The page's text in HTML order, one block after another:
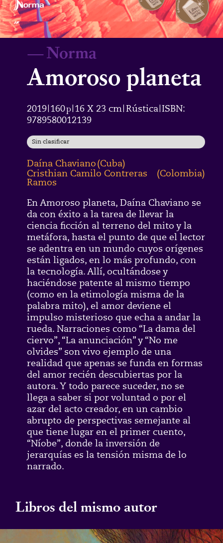
—Norma
Amoroso planeta
2019 160p 16 X 23 cm Rústica ISBN:
9789580012139
Sin clasificar
Daína Chaviano(Cuba)
Cristhian Camilo Contreras
Ramos
(Colombia)
En Amoroso planeta, Daína Chaviano se
da con éxito a la tarea de llevar la
ciencia ficción al terreno del mito y la
metáfora, hasta el punto de que el lector
se adentra en un mundo cuyos orígenes
están ligados, en lo más profundo, con
la tecnología. Allí, ocultándose y
haciéndose patente al mismo tiempo
(como en la etimología misma de la
palabra mito), el amor deviene el
impulso misterioso que echa a andar la
rueda. Narraciones como “La dama del
ciervo”, “La anunciación” y “No me
olvides” son vivo ejemplo de una
realidad que apenas se funda en formas
del amor recién descubiertas por la
autora. Y todo parece suceder, no se
llega a saber si por voluntad o por el
azar del acto creador, en un cambio
abrupto de perspectivas semejante al
que tiene lugar en el primer cuento,
“Níobe”, donde la inversión de
jerarquías es la tensión misma de lo
narrado.
Libros del mismo autor